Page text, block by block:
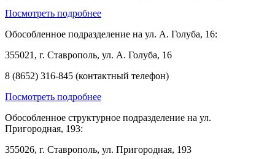
Посмотреть подробнее
Обособленное подразделение на ул. А. Голуба, 16:
355021, г. Ставрополь, ул. А. Голуба, 16
8 (8652) 316-845 (контактный телефон)
Посмотреть подробнее
Обособленное структурное подразделение на ул.
Пригородная, 193:
355026, г. Ставрополь, ул. Пригородная, 193